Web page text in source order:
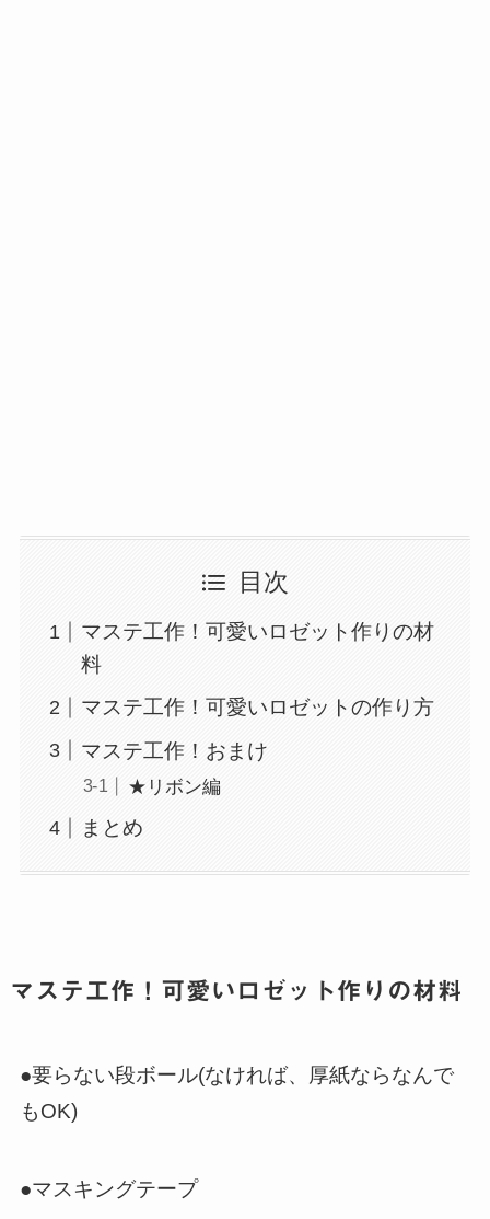
目次
マステ工作！可愛いロゼット作りの材
料
マステ工作！可愛いロゼットの作り方
マステ工作！おまけ
★リボン編
まとめ
マステ工作！可愛いロゼット作りの材料
●要らない段ボール(なければ、厚紙ならなんで
もOK)
●マスキングテープ